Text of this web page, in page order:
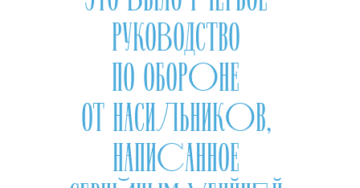
РУКОВОДСТВО
ПО ОБОРОНЕ
ОТ НАСИЛЬНИКОВ,
НАПИСАННОЕ